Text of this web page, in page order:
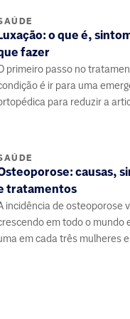
o que é,
fazer
primeiro passo no
é ir para uma
para reduzir a
causas,
tratamentos
incidência de osteoporose
em todo o mundo
em cada três mulheres